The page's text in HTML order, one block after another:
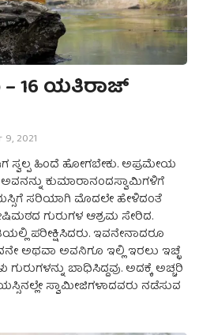
16 ಯತಿರಾಜ್
9, 2021
ಸ್ವಲ್ಪ ಹಿಂದೆ ಹೋಗಬೇಕು. ಅಪ್ರಮೇಯ
ಕುಮಾರಾನಂದಸ್ವಾಮಿಗಳಿಗೆ
ಸರಿಯಾಗಿ ಮೊದಲೇ ಹೇಳಿದಂತೆ
ಗುರುಗಳ ಆಶ್ರಮ ಸೇರಿದ.
ಪರೀಕ್ಷಿಸಿದರು. ಇವನೇನಾದರೂ
ಅಥವಾ ಅವನಿಗೂ ಇಲ್ಲಿ ಇರಲು ಇಚ್ಛೆ
ಬಾಧಿಸಿದ್ದವು. ಅದಕ್ಕೆ ಅಚ್ಚರಿ
ಸ್ವಾಮೀಜಿಗಳಾದವರು ನಡೆಸುವ